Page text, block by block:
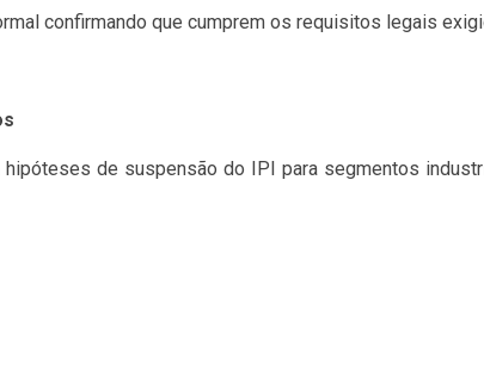
confirmando que cumprem os requisitos legais
de suspensão do IPI para segmentos